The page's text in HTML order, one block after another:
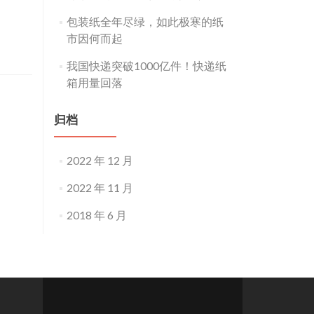
包装纸全年尽绿，如此极寒的纸
市因何而起
我国快递突破1000亿件！快递纸
箱用量回落
归档
2022 年 12 月
2022 年 11 月
2018 年 6 月